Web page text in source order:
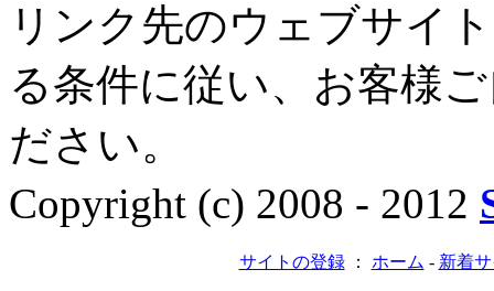
リンク先のウェブサイ
る条件に従い、お客様
ださい。
Copyright (c) 2008 - 2012
サイトの登録： ホーム - 新着